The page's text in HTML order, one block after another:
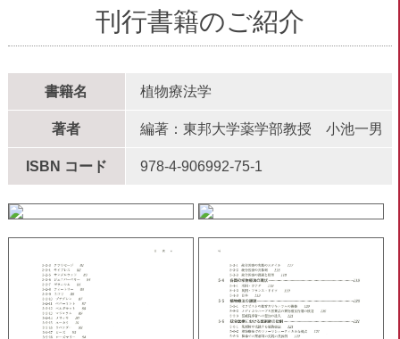
刊行書籍のご紹介
書籍名 植物療法学
著者 編著：東邦大学薬学部教授 小池一男
ISBN コード 978-4-906992-75-1